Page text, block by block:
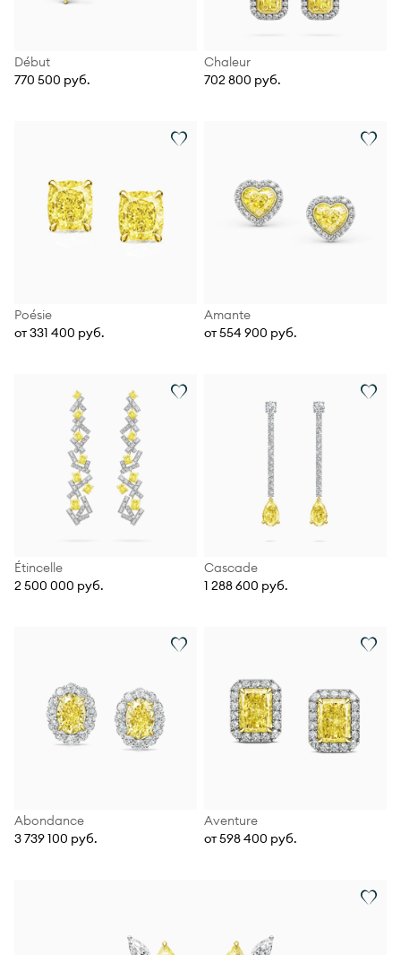
Début
770 500 руб.
Chaleur
702 800 руб.
Poésie
от 331 400 руб.
Amante
от 554 900 руб.
Étincelle
2 500 000 руб.
Cascade
1 288 600 руб.
Abondance
3 739 100 руб.
Aventure
от 598 400 руб.